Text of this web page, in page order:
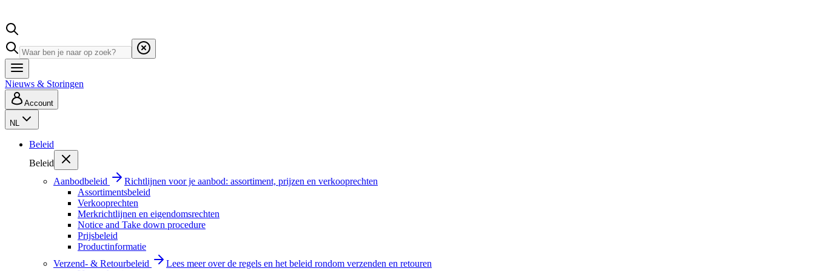
Nieuws & Storingen
Account
NL
Beleid
Beleid
Aanbodbeleid
Richtlijnen voor je aanbod: assortiment, prijzen en verkooprechten
Assortimentsbeleid
Verkooprechten
Merkrichtlijnen en eigendomsrechten
Notice and Take down procedure
Prijsbeleid
Productinformatie
Verzend- & Retourbeleid
Lees meer over de regels en het beleid rondom verzenden en retouren